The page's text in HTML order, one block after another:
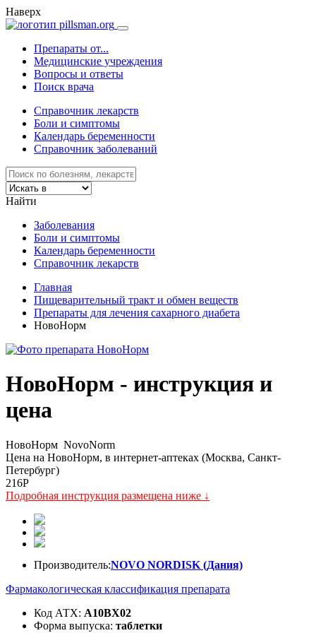
Наверх
Препараты от...
Медицинские учреждения
Вопросы и ответы
Поиск врача
Справочник лекарств
Боли и симптомы
Календарь беременности
Справочник заболеваний
Найти
Заболевания
Боли и симптомы
Календарь беременности
Справочник лекарств
Главная
Пищеварительный тракт и обмен веществ
Препараты для лечения сахарного диабета
НовоНорм
НовоНорм - инструкция и
цена
НовоНорм NovoNorm
Цена на НовоНорм, в интернет-аптеках (Москва, Санкт-
Петербург)
216P
Подробная инструкция размещена ниже ↓
Производитель:NOVO NORDISK (Дания)
Фармакологическая классификация препарата
Код АТХ: A10BX02
Форма выпуска: таблетки